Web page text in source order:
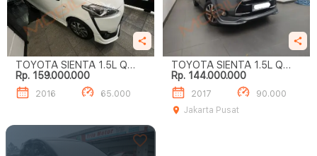
TOYOTA SIENTA 1.5L Q
A/T
Rp. 159.000.000
2016 65.000
TOYOTA SIENTA 1.5L Q
A/T
Rp. 144.000.000
2017
90.000
Jakarta Pusat